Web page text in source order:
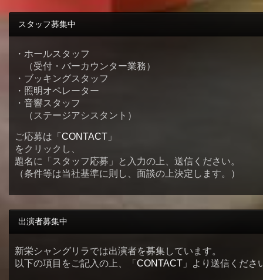
スタッフ募集中
・ホールスタッフ
（受付・バーカウンター業務）
・ブッキングスタッフ
・照明オペレーター
・音響スタッフ
（ステージアシスタント）
ご応募は「 CONTACT」
をクリックし、
題名に「スタッフ応募」と入力の上、送信ください。
（条件等は当社基準に則し、面談の上決定します。）
出演者募集中
新栄シャングリラでは出演者を募集しています。
以下の項目をご記入の上、「 CONTACT」より送信くださ